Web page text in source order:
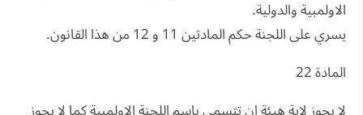
الاولمبية والدولية.
يسري على اللجنة حكم المادتين 11 و 12 من هذا القانون.
المادة 22